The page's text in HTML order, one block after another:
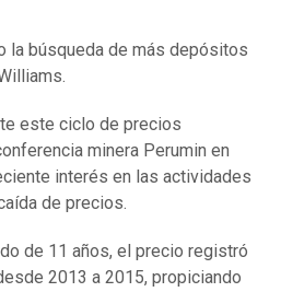
la búsqueda de más depósitos
este ciclo de precios
minera Perumin en
interés en las actividades
de precios.
de 11 años, el precio registró
2013 a 2015, propiciando